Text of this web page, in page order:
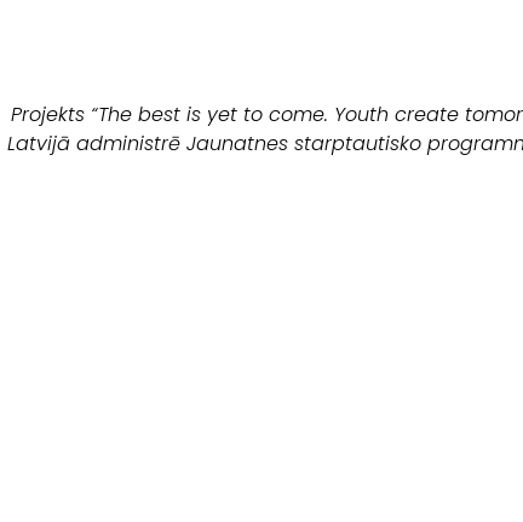
Projekts “The best is yet to come. Youth create
Latvijā administrē Jaunatnes starptautisko